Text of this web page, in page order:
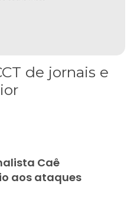
de jornais e
Caê
aos ataques